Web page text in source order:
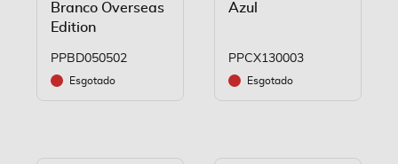
Branco Overseas
Edition
PPBD050502
Esgotado
Azul
PPCX130003
Esgotado